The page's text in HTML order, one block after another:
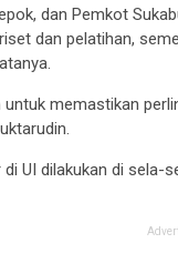
dan Pemkot
dan pelatihan,
untuk memastikan
UI dilakukan di sela-